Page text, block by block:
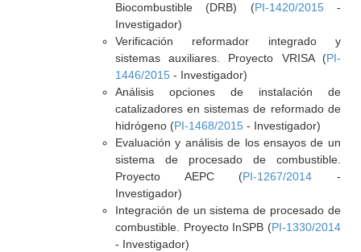
Biocombustible (DRB) (PI-1420/2015-
Investigador)
Verificación reformador integrado y
sistemas auxiliares. Proyecto VRISA (PI-
1446/2015- Investigador)
Análisis opciones de instalación de
catalizadores en sistemas de reformado de
hidrógeno (PI-1468/2015- Investigador)
Evaluación y análisis de los ensayos de un
sistema de procesado de combustible.
Proyecto AEPC (PI-1267/2014 -
Investigador)
Integración de un sistema de procesado de
combustible. Proyecto InSPB (PI-1330/2014
- Investigador)